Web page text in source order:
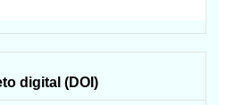
digital (DOI)